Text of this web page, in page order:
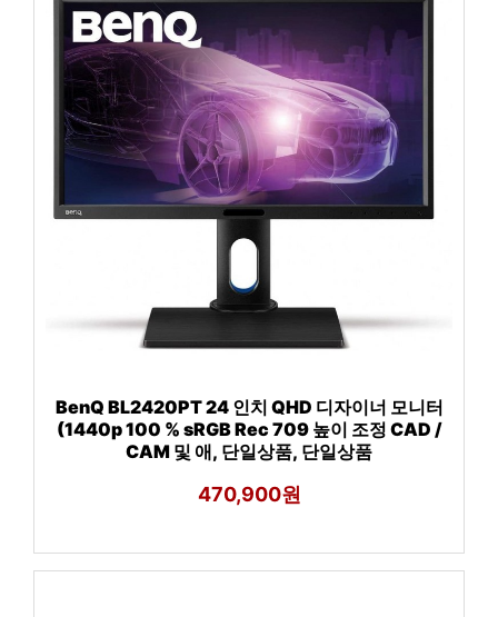
BenQ BL2420PT 24 인치 QHD 디자이너 모니터
(1440p 100 % sRGB Rec 709 높이 조정 CAD /
CAM 및 애, 단일상품, 단일상품
470,900원